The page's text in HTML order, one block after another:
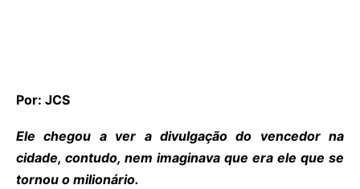
Por: JCS
Ele chegou a ver a divulgação do vencedor na
cidade, contudo, nem imaginava que era ele que se
tornou o milionário.